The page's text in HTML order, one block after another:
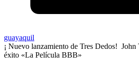
guayaquil
¡ Nuevo lanzamiento de Tres Dedos! John
éxito «La Película BBB»